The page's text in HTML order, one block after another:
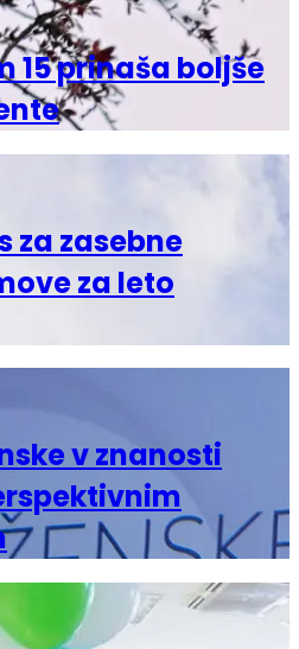
15 prinaša boljše
za zasebne
za leto
v znanosti